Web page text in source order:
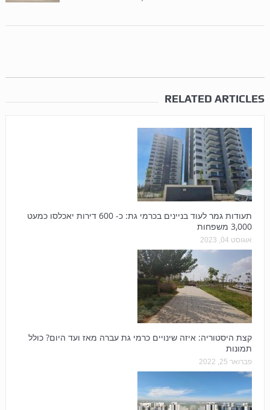
RELATED ARTICLES
תעודות גמר לעוד בניינים בכרמי גת: כ- 600 דירות יאכלסו כמעט
3,000 משפחות
אוגוסט 04, 2023
קצת היסטוריה: איזה שינויים כרמי גת עברה מאז ועד היום? כולל
תמונות
פברואר 25, 2022